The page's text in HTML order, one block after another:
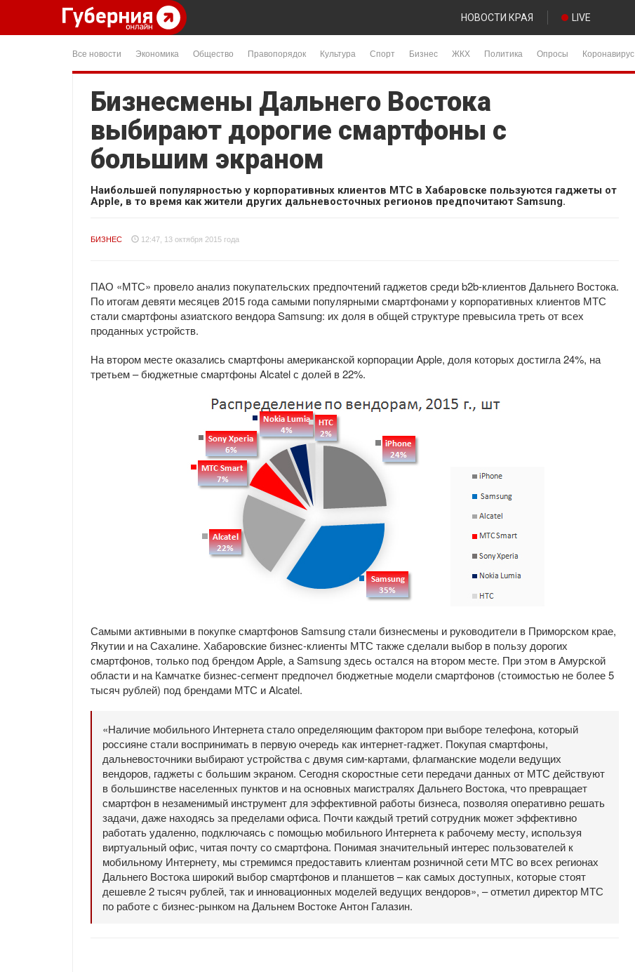
НОВОСТИ КРАЯ LIVE
Все новости Экономика Общество Правопорядок Культура Спорт Бизнес ЖКХ Политика Опросы Коронавирус
Бизнесмены Дальнего Востока
выбирают дорогие смартфоны с
большим экраном
Наибольшей популярностью у корпоративных клиентов МТС в Хабаровске пользуются гаджеты от
Apple, в то время как жители других дальневосточных регионов предпочитают Samsung.
БИЗНЕС 12:47, 13 октября 2015 года
ПАО «МТС» провело анализ покупательских предпочтений гаджетов среди b2b-клиентов Дальнего Востока.
По итогам девяти месяцев 2015 года самыми популярными смартфонами у корпоративных клиентов МТС
стали смартфоны азиатского вендора Samsung: их доля в общей структуре превысила треть от всех
проданных устройств.
На втором месте оказались смартфоны американской корпорации Apple, доля которых достигла 24%, на
третьем – бюджетные смартфоны Alcatel с долей в 22%.
Самыми активными в покупке смартфонов Samsung стали бизнесмены и руководители в Приморском крае,
Якутии и на Сахалине. Хабаровские бизнес-клиенты МТС также сделали выбор в пользу дорогих
смартфонов, только под брендом Apple, а Samsung здесь остался на втором месте. При этом в Амурской
области и на Камчатке бизнес-сегмент предпочел бюджетные модели смартфонов (стоимостью не более 5
тысяч рублей) под брендами МТС и Alcatel.
«Наличие мобильного Интернета стало определяющим фактором при выборе телефона, который
россияне стали воспринимать в первую очередь как интернет-гаджет. Покупая смартфоны,
дальневосточники выбирают устройства с двумя сим-картами, флагманские модели ведущих
вендоров, гаджеты с большим экраном. Сегодня скоростные сети передачи данных от МТС действуют
в большинстве населенных пунктов и на основных магистралях Дальнего Востока, что превращает
смартфон в незаменимый инструмент для эффективной работы бизнеса, позволяя оперативно решать
задачи, даже находясь за пределами офиса. Почти каждый третий сотрудник может эффективно
работать удаленно, подключаясь с помощью мобильного Интернета к рабочему месту, используя
виртуальный офис, читая почту со смартфона. Понимая значительный интерес пользователей к
мобильному Интернету, мы стремимся предоставить клиентам розничной сети МТС во всех регионах
Дальнего Востока широкий выбор смартфонов и планшетов – как самых доступных, которые стоят
дешевле 2 тысяч рублей, так и инновационных моделей ведущих вендоров», – отметил директор МТС
по работе с бизнес-рынком на Дальнем Востоке Антон Галазин.